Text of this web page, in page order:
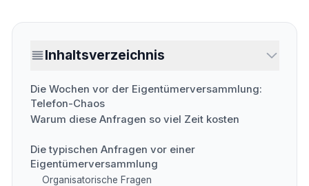
Inhaltsverzeichnis
Die Wochen vor der Eigentümerversammlung:
Telefon-Chaos
Warum diese Anfragen so viel Zeit kosten
Die typischen Anfragen vor einer
Eigentümerversammlung
Organisatorische Fragen